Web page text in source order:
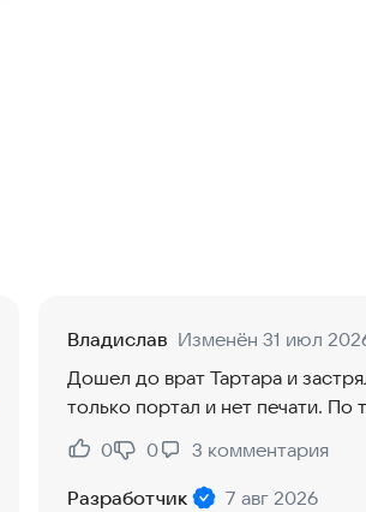
Каждый ход имеет
свои способности.
и открывают новые стратегии.
и открывайте новые возможности.
Владислав Изменён 31 июл
Дошел до врат Тартара и
только портал и нет печати. По
бегал столько раз, что ппц.
на 1 лвл и заново шел до 16 уже
прокаченный до фулл. Где найти
Нравится:
0
Не нравится:
0 3 комментария
Разработчик
7 авг 2026